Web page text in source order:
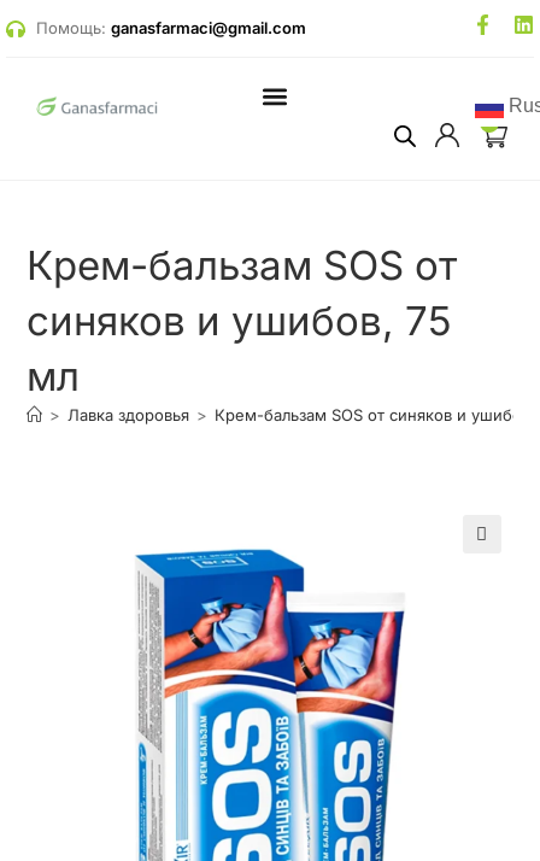
Помощь: ganasfarmaci@gmail.com
0
Крем-бальзам SOS от
синяков и ушибов, 75
мл
> Лавка здоровья > Крем-бальзам SOS от синяков и